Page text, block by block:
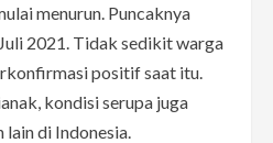
menurun. Puncaknya
2021. Tidak sedikit warga
positif saat itu.
kondisi serupa juga
di Indonesia.